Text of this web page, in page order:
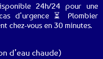
24h/24 pour une
d’urgence ⏳ Plombier
chez-vous en 30 minutes.
d’eau chaude)